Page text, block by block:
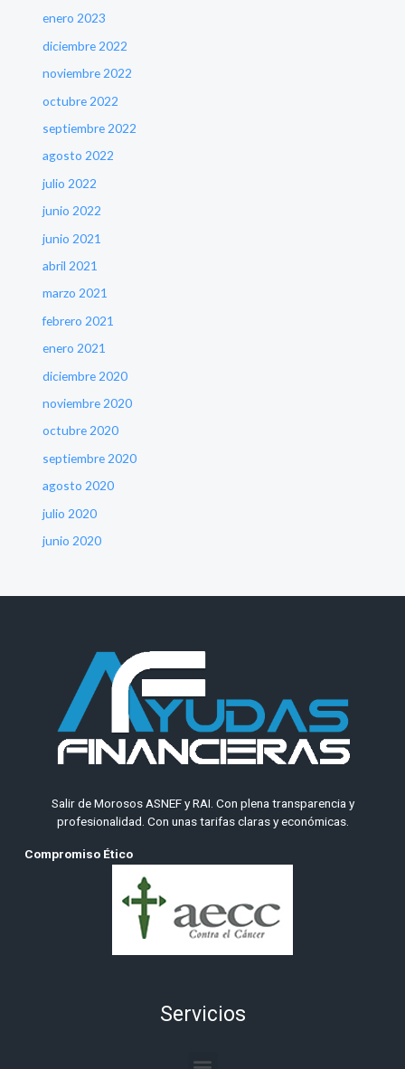
enero 2023
diciembre 2022
noviembre 2022
octubre 2022
septiembre 2022
agosto 2022
julio 2022
junio 2022
junio 2021
abril 2021
marzo 2021
febrero 2021
enero 2021
diciembre 2020
noviembre 2020
octubre 2020
septiembre 2020
agosto 2020
julio 2020
junio 2020
Salir de Morosos ASNEF y RAI. Con plena transparencia y
profesionalidad. Con unas tarifas claras y económicas.
Compromiso Ético
Servicios
Menu